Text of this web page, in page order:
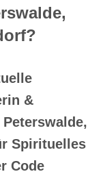
&
Spirituelles
Code